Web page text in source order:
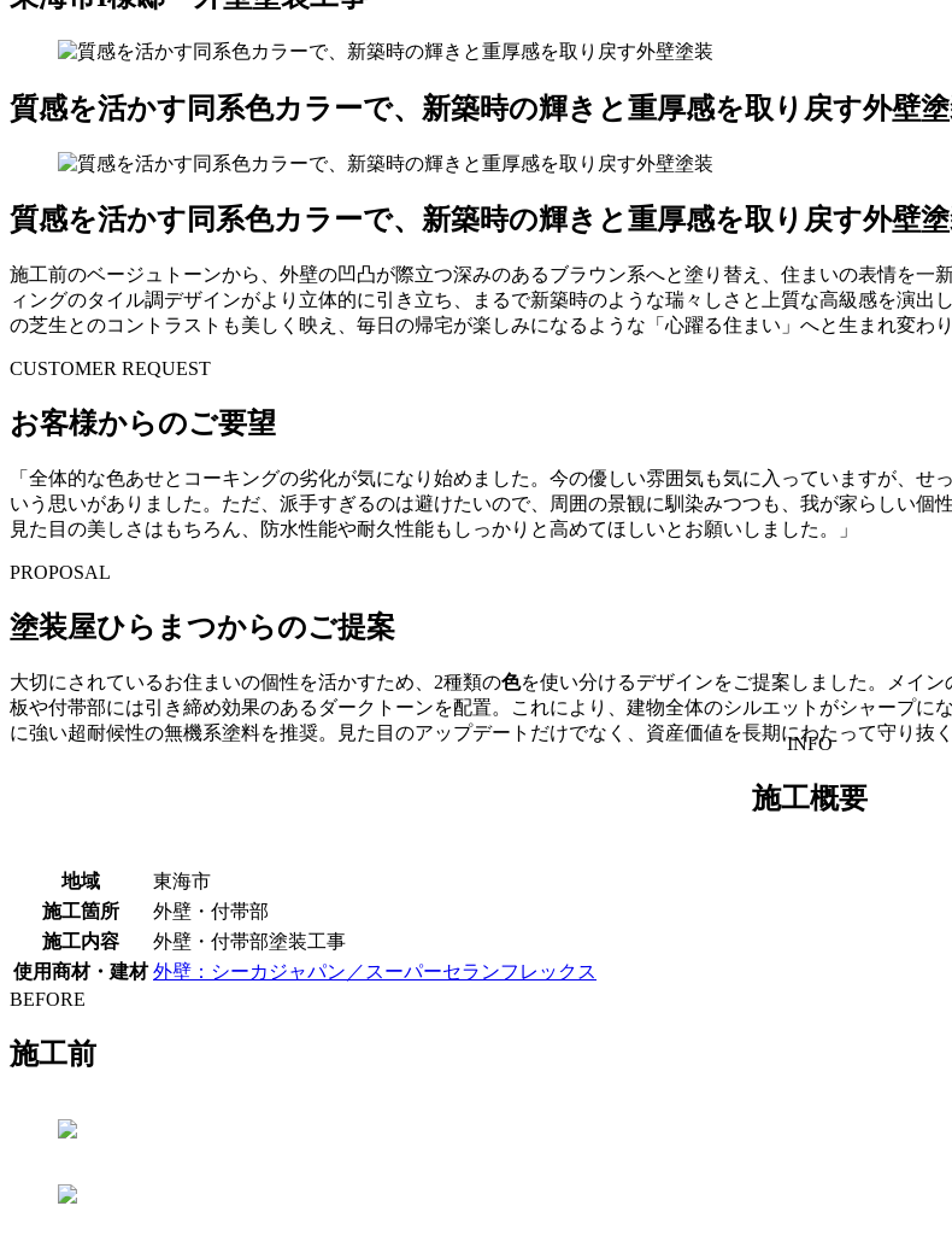
質感を活かす同系色カラーで、新築時の輝きと重厚感を取り戻す外壁
質感を活かす同系色カラーで、新築時の輝きと重厚感を取り戻す外壁
施工前のベージュトーンから、外壁の凹凸が際立つ深みのあるブラウン系へと塗り替え、住まいの表情を
ィングのタイル調デザインがより立体的に引き立ち、まるで新築時のような瑞々しさと上質な高級感を演
の芝生とのコントラストも美しく映え、毎日の帰宅が楽しみになるような「心躍る住まい」へと生まれ変わり
CUSTOMER REQUEST
お客様からのご要望
「全体的な色あせとコーキングの劣化が気になり始めました。今の優しい雰囲気も気に入っていますが、せ
いう思いがありました。ただ、派手すぎるのは避けたいので、周囲の景観に馴染みつつも、我が家らしい個
見た目の美しさはもちろん、防水性能や耐久性能もしっかりと高めてほしいとお願いしました。」
PROPOSAL
塗装屋ひらまつからのご提案
大切にされているお住まいの個性を活かすため、2種類の色を使い分けるデザインをご提案しました。メイ
板や付帯部には引き締め効果のあるダークトーンを配置。これにより、建物全体のシルエットがシャープに
に強い超耐候性の無機系塗料を推奨。見た目のアップデートだけでなく、資産価値を長期にわたって守り抜
INFO
施工概要
地域
東海市
施工箇所
外壁・付帯部
施工内容
外壁・付帯部塗装工事
使用商材・建材 外壁：シーカジャパン／スーパーセランフレックス
BEFORE
施工前